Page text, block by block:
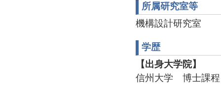
所属研究室等
機構設計研究室
学歴
【出身大学院】
信州大学 博士課